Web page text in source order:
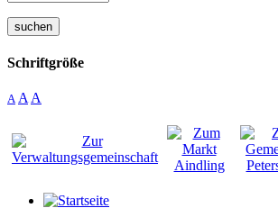
suchen
Schriftgröße
A A A